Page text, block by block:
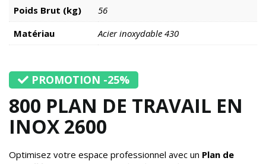
Poids Brut (kg)
56
Matériau
Acier inoxydable 430
800 PLAN DE TRAVAIL EN
INOX 2600
Optimisez votre espace professionnel avec un Plan de
PROMOTION -25%